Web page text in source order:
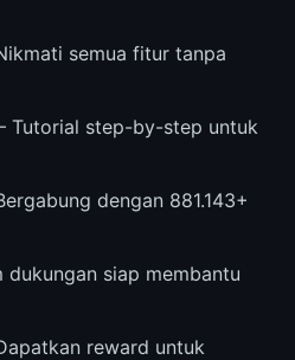
semua fitur tanpa
Tutorial step-by-step untuk
dengan 881.143+
siap membantu
reward untuk